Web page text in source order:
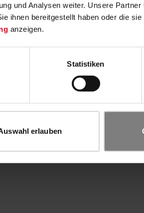
und Analysen weiter. Unsere
ihnen bereitgestellt haben oder die
anzeigen.
Statistiken
erlauben